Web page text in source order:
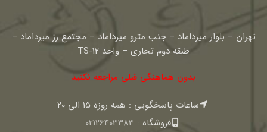
تهران – بلوار میرداماد – جنب مترو میرداماد – مجتمع رز میرداماد –
طبقه دوم تجاری – واحد TS-12
بدون هماهنگی قبلی مراجعه نکنید
ساعات پاسخگویی : همه روزه 15 الی 20
فروشگاه : 02126403383